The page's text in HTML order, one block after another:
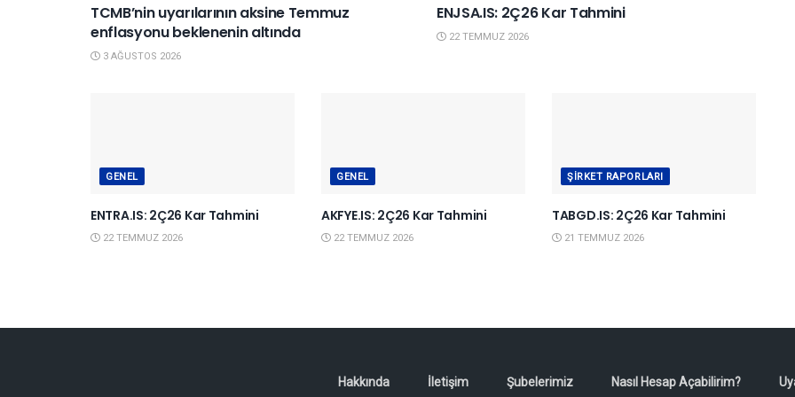
TCMB’nin uyarılarının aksine Temmuz
enflasyonu beklenenin altında
3 AĞUSTOS 2026
ENJSA.IS: 2Ç26 Kar Tahmini
22 TEMMUZ 2026
GENEL
ENTRA.IS: 2Ç26 Kar Tahmini
22 TEMMUZ 2026
GENEL
AKFYE.IS: 2Ç26 Kar Tahmini
22 TEMMUZ 2026
ŞIRKET RAPORLARI
TABGD.IS: 2Ç26 Kar Tahmini
21 TEMMUZ 2026
Hakkında İletişim Şubelerimiz Nasıl Hesap Açabilirim?